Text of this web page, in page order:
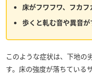
床がフワフワ、フカ
歩くと軋む音や異音が
このような症状は、下地の
す。床の強度が落ちている